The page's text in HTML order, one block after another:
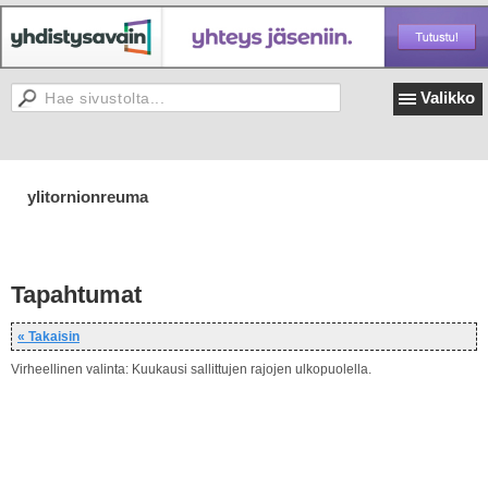
Valikko
ylitornionreuma
Tapahtumat
« Takaisin
Virheellinen valinta: Kuukausi sallittujen rajojen ulkopuolella.